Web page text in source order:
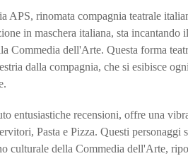
APS, rinomata compagnia teatrale
in maschera italiana, sta
Commedia dell'Arte. Questa forma
dalla compagnia, che si esibisce
entusiastiche recensioni, offre una
Pasta e Pizza. Questi
culturale della Commedia dell'Arte,